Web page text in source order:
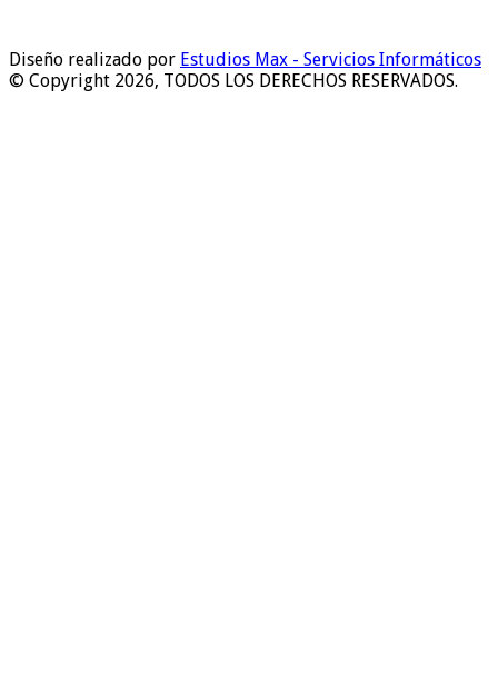
Diseño realizado por Estudios Max - Servicios Informáticos
© Copyright 2026, TODOS LOS DERECHOS RESERVADOS.